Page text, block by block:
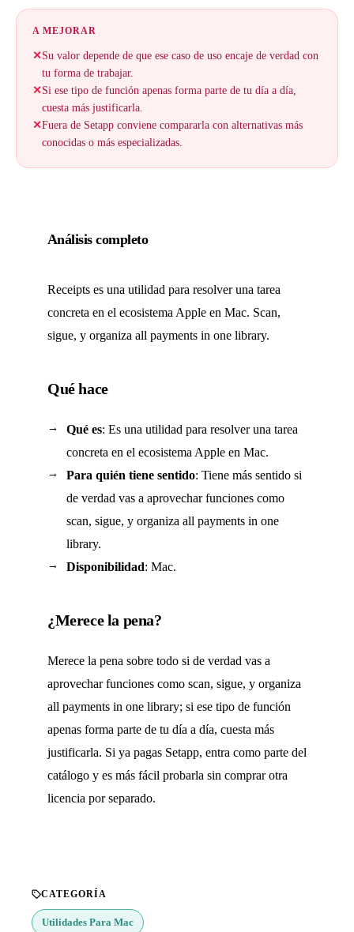
A MEJORAR
✕Su valor depende de que ese caso de uso encaje de verdad con
tu forma de trabajar.
✕Si ese tipo de función apenas forma parte de tu día a día,
cuesta más justificarla.
✕Fuera de Setapp conviene compararla con alternativas más
conocidas o más especializadas.
Análisis completo
Receipts es una utilidad para resolver una tarea
concreta en el ecosistema Apple en Mac. Scan,
sigue, y organiza all payments in one library.
Qué hace
Qué es: Es una utilidad para resolver una tarea
concreta en el ecosistema Apple en Mac.
Para quién tiene sentido: Tiene más sentido si
de verdad vas a aprovechar funciones como
scan, sigue, y organiza all payments in one
library.
Disponibilidad: Mac.
¿Merece la pena?
Merece la pena sobre todo si de verdad vas a
aprovechar funciones como scan, sigue, y organiza
all payments in one library; si ese tipo de función
apenas forma parte de tu día a día, cuesta más
justificarla. Si ya pagas Setapp, entra como parte del
catálogo y es más fácil probarla sin comprar otra
licencia por separado.
CATEGORÍA
Utilidades Para Mac